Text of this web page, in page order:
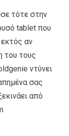
τότε στην
tablet που
αν
του τους
ντύνει
σας
από